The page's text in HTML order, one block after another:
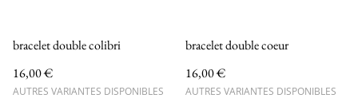
bracelet double colibri
16,00 €
AUTRES VARIANTES DISPONIBLES
bracelet double coeur
16,00 €
AUTRES VARIANTES DISPONIBLES